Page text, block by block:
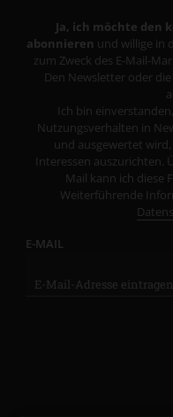
Ja, ich möchte den
abonnieren und willige in
zum Zweck des E-Mail-
Den Newsletter oder
Ich bin
Nutzungsverhalten in
und ausgewertet
Interessen auszurichten.
Mail kann ich diese
Weiterführende
E-MAIL